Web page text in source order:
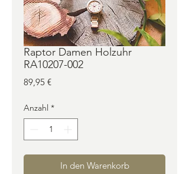
Raptor Damen Holzuhr
RA10207-002
89,95 €Preis
Anzahl *
In den Warenkorb